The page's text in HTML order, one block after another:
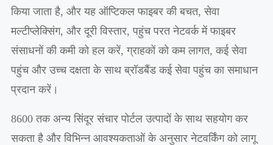
किया जाता है, और यह ऑप्टिकल फाइबर की बचत, सेवा
मल्टीप्लेक्सिंग, और दूरी विस्तार, पहुंच परत नेटवर्क में फाइबर
संसाधनों की कमी को हल करें, ग्राहकों को कम लागत, कई सेवा
पहुंच और उच्च दक्षता के साथ ब्रॉडबैंड कई सेवा पहुंच का समाधान
प्रदान करें।
8600 तक अन्य सिंदूर संचार पोर्टल उत्पादों के साथ सहयोग कर
सकता है और विभिन्न आवश्यकताओं के अनुसार नेटवर्किंग को लागू